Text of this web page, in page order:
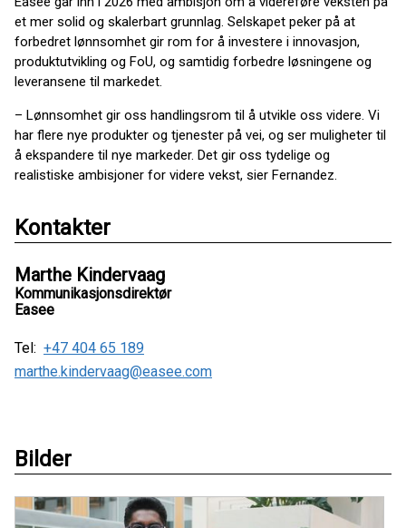
et mer solid og skalerbart grunnlag. Selskapet peker på at
forbedret lønnsomhet gir rom for å investere i innovasjon,
produktutvikling og FoU, og samtidig forbedre løsningene og
leveransene til markedet.
– Lønnsomhet gir oss handlingsrom til å utvikle oss videre. Vi
har flere nye produkter og tjenester på vei, og ser muligheter til
å ekspandere til nye markeder. Det gir oss tydelige og
realistiske ambisjoner for videre vekst, sier Fernandez.
Kontakter
Marthe Kindervaag
Kommunikasjonsdirektør
Easee
Tel: +47 404 65 189
marthe.kindervaag@easee.com
Bilder